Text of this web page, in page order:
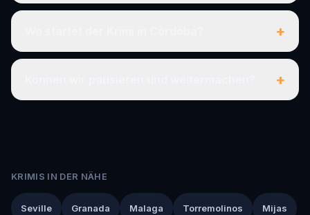
+
+
KRIMIS IN DER NÄHE
Seville Granada Malaga Torremolinos Mijas